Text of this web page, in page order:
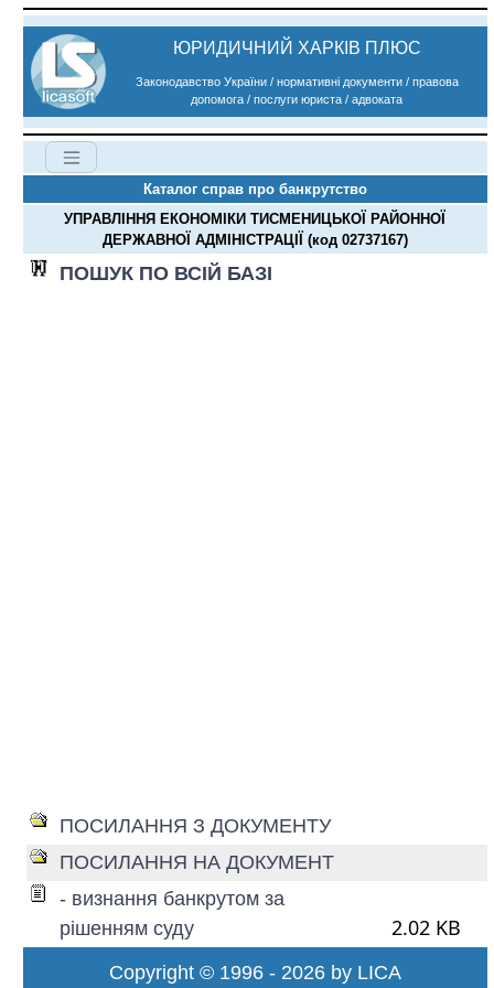
ЮРИДИЧНИЙ ХАРКІВ ПЛЮС
Законодавство України / нормативні документи / правова
допомога / послуги юриста / адвоката
Каталог справ про банкрутство
УПРАВЛІННЯ ЕКОНОМІКИ ТИСМЕНИЦЬКОЇ РАЙОННОЇ
ДЕРЖАВНОЇ АДМІНІСТРАЦІЇ (код 02737167)
ПОШУК ПО ВСІЙ БАЗІ
ПОСИЛАННЯ З ДОКУМЕНТУ
ПОСИЛАННЯ НА ДОКУМЕНТ
- визнання банкрутом за
рішенням суду
2.02 KB
Copyright © 1996 - 2026 by LICA